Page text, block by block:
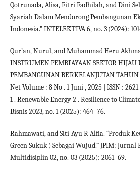
Qotrunada, Alisa, Fitri Fadhilah, and Dini
Syariah Dalam Mendorong Pembangunan
Indonesia.” INTELEKTIVA 6, no. 3 (2024):
Qur’an, Nurul, and Muhammad Heru
INSTRUMEN PEMBIAYAAN SEKTOR
PEMBANGUNAN BERKELANJUTAN
Net Volume : 8 No . 1 Juni , 2025 | ISSN :
1 . Renewable Energy 2 . Resilience to
Bisnis 2023, no. 1 (2025): 464–76.
Rahmawati, and Siti Ayu R Alfia. “Produk
Green Sukuk ) Sebagai Wujud.” JPIM:
Multidisiplin 02, no. 03 (2025): 2061–69.